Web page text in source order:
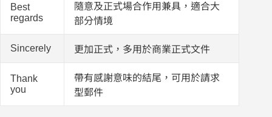
Best
regards
隨意及正式場合作用兼具，適合大
部分情境
Sincerely 更加正式，多用於商業正式文件
Thank
you
帶有感謝意味的結尾，可用於請求
型郵件